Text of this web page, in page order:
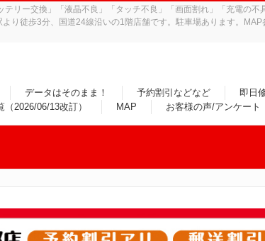
リー交換」「液晶不良」「タッチ不良」「画面割れ」「充電の不
り徒歩3分、国道24線沿いの1階店舗です。駐車場あります。
データはそのまま！ 予約割引などなど
即日
2026/06/13改訂）
MAP お客様の声/アンケート